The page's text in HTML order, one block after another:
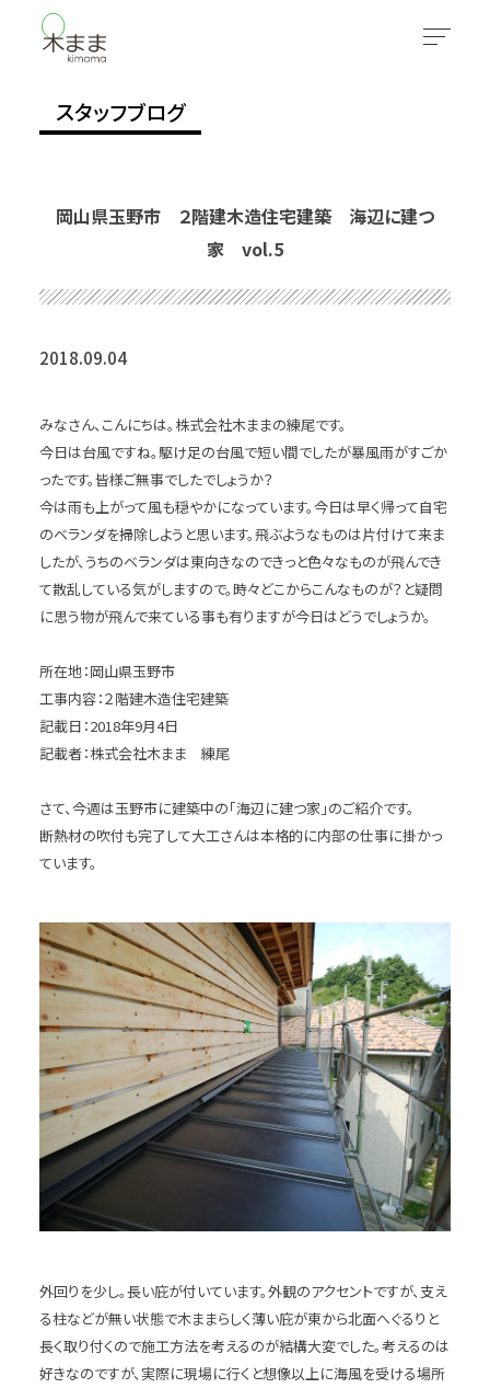
スタッフブログ
岡山県玉野市 ２階建木造住宅建築 海辺に建つ
家 vol.5
2018.09.04
みなさん、こんにちは。株式会社木ままの練尾です。
今日は台風ですね。駆け足の台風で短い間でしたが暴風雨がすごか
ったです。皆様ご無事でしたでしょうか？
今は雨も上がって風も穏やかになっています。今日は早く帰って自宅
のベランダを掃除しようと思います。飛ぶようなものは片付けて来ま
したが、うちのベランダは東向きなのできっと色々なものが飛んでき
て散乱している気がしますので。時々どこからこんなものが？と疑問
に思う物が飛んで来ている事も有りますが今日はどうでしょうか。
所在地：岡山県玉野市
工事内容：２階建木造住宅建築
記載日：2018年9月4日
記載者：株式会社木まま 練尾
さて、今週は玉野市に建築中の「海辺に建つ家」のご紹介です。
断熱材の吹付も完了して大工さんは本格的に内部の仕事に掛かっ
ています。
外回りを少し。長い庇が付いています。外観のアクセントですが、支え
る柱などが無い状態で木ままらしく薄い庇が東から北面へぐるりと
長く取り付くので施工方法を考えるのが結構大変でした。考えるのは
好きなのですが、実際に現場に行くと想像以上に海風を受ける場所